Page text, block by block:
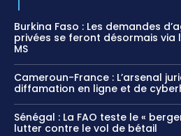
Burkina Faso : Les demandes
privées se feront désormais via
MS
Cameroun-France : L’arsenal
diffamation en ligne et de
Sénégal : La FAO teste le «
lutter contre le vol de bétail